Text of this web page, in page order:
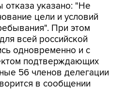
отказа указано: "Не
цели и условий
При этом
всей российской
одновременно и с
подтверждающих
56 членов делегации
в сообщении